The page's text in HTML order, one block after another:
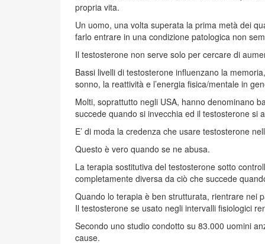
propria vita.
Un uomo, una volta superata la prima metà dei
farlo entrare in una condizione patologica non
Il testosterone non serve solo per cercare di
Bassi livelli di testosterone influenzano la
sonno, la reattività e l’energia fisica/mentale in
Molti, soprattutto negli USA, hanno denominano
succede quando si invecchia ed il testosterone si
E’ di moda la credenza che usare testosterone
Questo è vero quando se ne abusa.
La terapia sostitutiva del testosterone sotto
completamente diversa da ciò che succede
Quando lo terapia è ben strutturata, rientrare nei
Il testosterone se usato negli intervalli fisiologici
Secondo uno studio condotto su 83.000 uomini
cause.